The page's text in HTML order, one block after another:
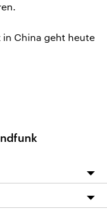
in China geht heute